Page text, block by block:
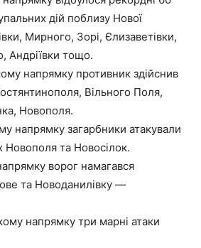
дій поблизу Нової
Мирного, Зорі, Єлизаветівки,
Андріївки тощо.
напрямку противник здійснив
Вільного Поля,
Новополя.
напрямку загарбники атакували
Новополя та Новосілок.
ворог намагався
та Новоданилівку —
напрямку три марні атаки